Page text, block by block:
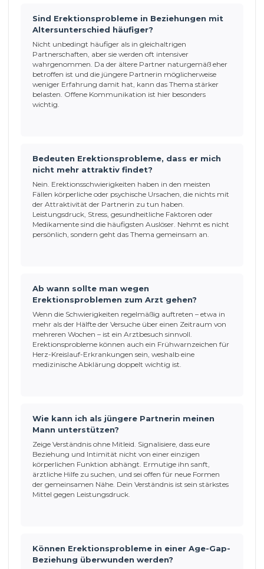
Sind Erektionsprobleme in Beziehungen mit
Altersunterschied häufiger?
Nicht unbedingt häufiger als in gleichaltrigen
Partnerschaften, aber sie werden oft intensiver
wahrgenommen. Da der ältere Partner naturgemäß eher
betroffen ist und die jüngere Partnerin möglicherweise
weniger Erfahrung damit hat, kann das Thema stärker
belasten. Offene Kommunikation ist hier besonders
wichtig.
Bedeuten Erektionsprobleme, dass er mich
nicht mehr attraktiv findet?
Nein. Erektionsschwierigkeiten haben in den meisten
Fällen körperliche oder psychische Ursachen, die nichts mit
der Attraktivität der Partnerin zu tun haben.
Leistungsdruck, Stress, gesundheitliche Faktoren oder
Medikamente sind die häufigsten Auslöser. Nehmt es nicht
persönlich, sondern geht das Thema gemeinsam an.
Ab wann sollte man wegen
Erektionsproblemen zum Arzt gehen?
Wenn die Schwierigkeiten regelmäßig auftreten – etwa in
mehr als der Hälfte der Versuche über einen Zeitraum von
mehreren Wochen – ist ein Arztbesuch sinnvoll.
Erektionsprobleme können auch ein Frühwarnzeichen für
Herz-Kreislauf-Erkrankungen sein, weshalb eine
medizinische Abklärung doppelt wichtig ist.
Wie kann ich als jüngere Partnerin meinen
Mann unterstützen?
Zeige Verständnis ohne Mitleid. Signalisiere, dass eure
Beziehung und Intimität nicht von einer einzigen
körperlichen Funktion abhängt. Ermutige ihn sanft,
ärztliche Hilfe zu suchen, und sei offen für neue Formen
der gemeinsamen Nähe. Dein Verständnis ist sein stärkstes
Mittel gegen Leistungsdruck.
Können Erektionsprobleme in einer Age-Gap-
Beziehung überwunden werden?